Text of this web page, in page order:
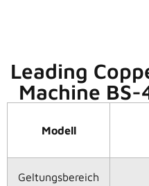
Leading
Machine
Modell
Geltungsbereich